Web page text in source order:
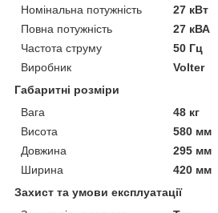
Номінальна потужність
27 кВт
Повна потужність
27 кВА
Частота струму
50 Гц
Виробник
Volter
Габаритні розміри
Вага
48 кг
Висота
580 мм
Довжина
295 мм
Ширина
420 мм
Захист та умови експлуатації